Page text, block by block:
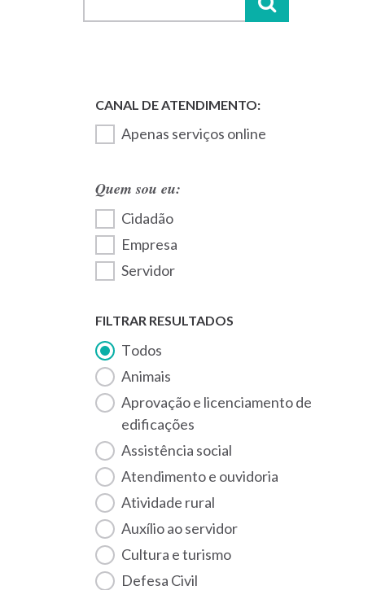
Apenas serviços online
Quem sou eu:
Cidadão
Empresa
Servidor
FILTRAR RESULTADOS
Todos
Animais
Aprovação e licenciamento de
edificações
Assistência social
Atendimento e ouvidoria
Atividade rural
Auxílio ao servidor
Cultura e turismo
Defesa Civil